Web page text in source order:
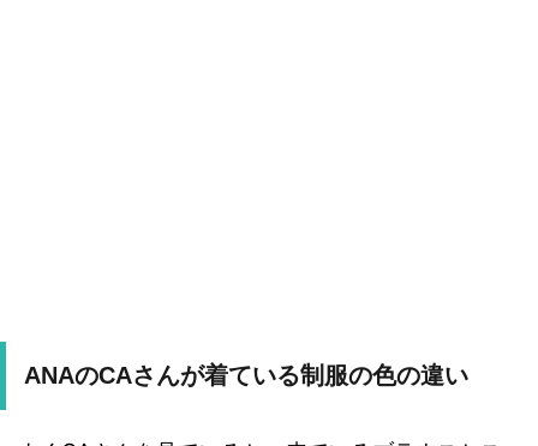
ANAのCAさんが着ている制服の色の違い